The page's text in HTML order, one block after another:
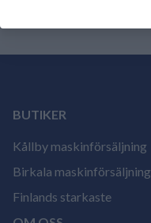
BUTIKER
Kållby maskinförsäljning
Birkala maskinförsäljning
Finlands starkaste